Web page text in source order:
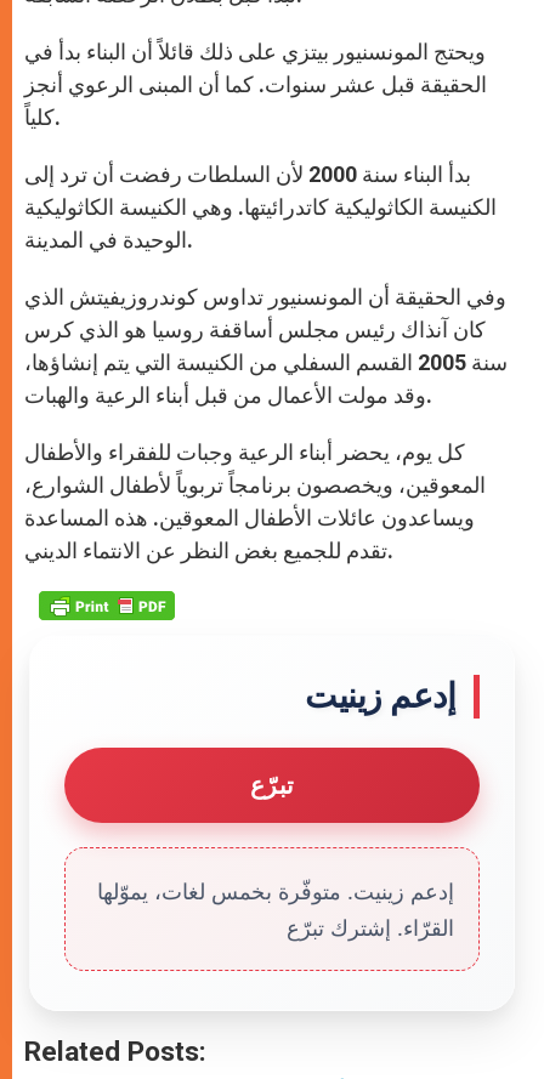
ويحتج المونسنيور بيتزي على ذلك قائلاً أن البناء بدأ في
الحقيقة قبل عشر سنوات. كما أن المبنى الرعوي أنجز
كلياً.
بدأ البناء سنة 2000 لأن السلطات رفضت أن ترد إلى
الكنيسة الكاثوليكية كاتدرائيتها. وهي الكنيسة الكاثوليكية
الوحيدة في المدينة.
وفي الحقيقة أن المونسنيور تداوس كوندروزيفيتش الذي
كان آنذاك رئيس مجلس أساقفة روسيا هو الذي كرس
سنة 2005 القسم السفلي من الكنيسة التي يتم إنشاؤها،
وقد مولت الأعمال من قبل أبناء الرعية والهبات.
كل يوم، يحضر أبناء الرعية وجبات للفقراء والأطفال
المعوقين، ويخصصون برنامجاً تربوياً لأطفال الشوارع،
ويساعدون عائلات الأطفال المعوقين. هذه المساعدة
تقدم للجميع بغض النظر عن الانتماء الديني.
إدعم زينيت
تبرّع
إدعم زينيت. متوفّرة بخمس لغات، يموّلها
القرّاء. إشترك تبرّع
Related Posts: